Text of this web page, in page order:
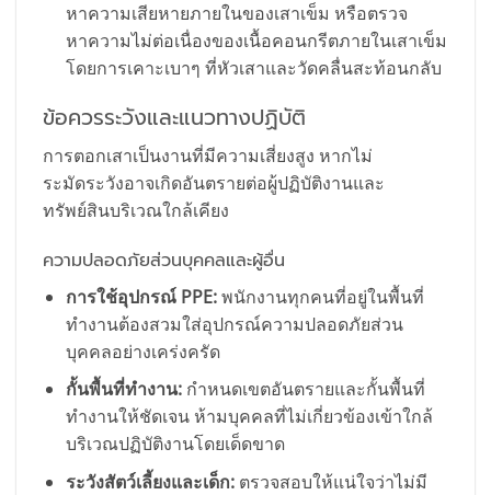
หาความเสียหายภายในของเสาเข็ม หรือตรวจ
หาความไม่ต่อเนื่องของเนื้อคอนกรีตภายในเสาเข็ม
โดยการเคาะเบาๆ ที่หัวเสาและวัดคลื่นสะท้อนกลับ
ข้อควรระวังและแนวทางปฏิบัติ
การตอกเสาเป็นงานที่มีความเสี่ยงสูง หากไม่
ระมัดระวังอาจเกิดอันตรายต่อผู้ปฏิบัติงานและ
ทรัพย์สินบริเวณใกล้เคียง
ความปลอดภัยส่วนบุคคลและผู้อื่น
การใช้อุปกรณ์ PPE:พนักงานทุกคนที่อยู่ในพื้นที่
ทำงานต้องสวมใส่อุปกรณ์ความปลอดภัยส่วน
บุคคลอย่างเคร่งครัด
กั้นพื้นที่ทำงาน:กำหนดเขตอันตรายและกั้นพื้นที่
ทำงานให้ชัดเจน ห้ามบุคคลที่ไม่เกี่ยวข้องเข้าใกล้
บริเวณปฏิบัติงานโดยเด็ดขาด
ระวังสัตว์เลี้ยงและเด็ก:ตรวจสอบให้แน่ใจว่าไม่มี